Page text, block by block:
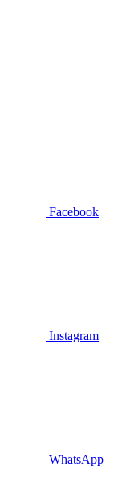
Facebook
Instagram
WhatsApp